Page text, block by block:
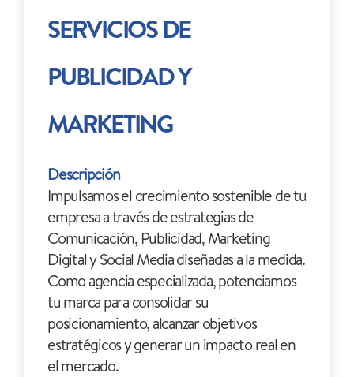
SERVICIOS DE
PUBLICIDAD Y
MARKETING
Descripción
Impulsamos el crecimiento sostenible de tu
empresa a través de estrategias de
Comunicación, Publicidad, Marketing
Digital y Social Media diseñadas a la medida.
Como agencia especializada, potenciamos
tu marca para consolidar su
posicionamiento, alcanzar objetivos
estratégicos y generar un impacto real en
el mercado.